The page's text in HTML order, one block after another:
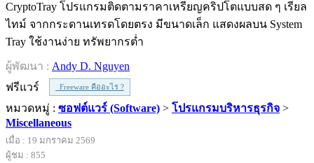
CryptoTray โปรแกรมติดตามราคาเหรียญคริปโตแบบสด ๆ เรียล
ไทม์ จากกระดานเทรดโดยตรง มีขนาดเล็ก แสดงผลบน System
Tray ใช้งานง่าย ทรัพยากรต่ำ
ผู้พัฒนา : Andy D. Nguyen
ฟรีแวร์
Freeware คืออะไร ?
หมวดหมู่ : ซอฟต์แวร์ (Software) > โปรแกรมบริหารธุรกิจ >
Miscellaneous
เมื่อ : 19 มกราคม 2569
ผู้ชม : 855